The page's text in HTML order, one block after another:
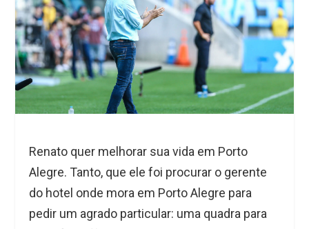
Renato quer melhorar sua vida em Porto
Alegre. Tanto, que ele foi procurar o gerente
do hotel onde mora em Porto Alegre para
pedir um agrado particular: uma quadra para